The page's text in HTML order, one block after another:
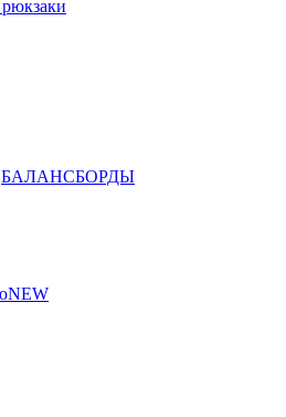
БАЛАНСБОРДЫ
NEW